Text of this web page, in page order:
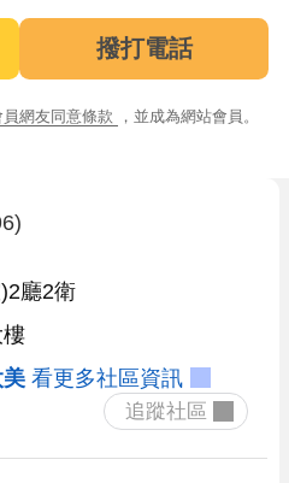
撥打電話
網友同意條款 ，並成為網站會員。
廳2衛
看更多社區資訊